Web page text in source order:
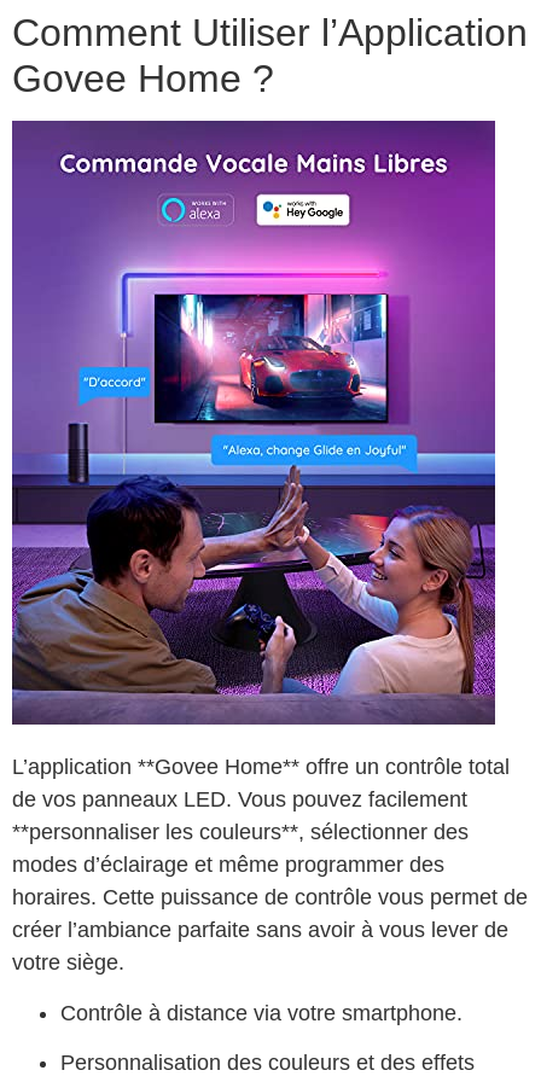
Comment Utiliser l’Application
Govee Home ?
L’application **Govee Home** offre un contrôle total
de vos panneaux LED. Vous pouvez facilement
**personnaliser les couleurs**, sélectionner des
modes d’éclairage et même programmer des
horaires. Cette puissance de contrôle vous permet de
créer l’ambiance parfaite sans avoir à vous lever de
votre siège.
Contrôle à distance via votre smartphone.
Personnalisation des couleurs et des effets